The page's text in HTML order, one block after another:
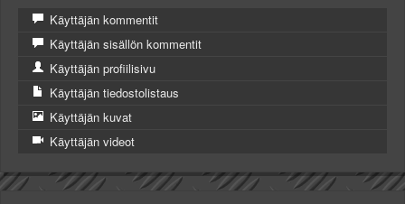
Käyttäjän kommentit
Käyttäjän sisällön kommentit
Käyttäjän profiilisivu
Käyttäjän tiedostolistaus
Käyttäjän kuvat
Käyttäjän videot